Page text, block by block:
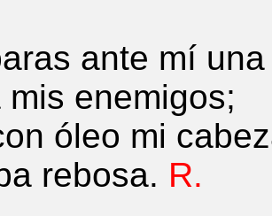
ante mí
enemigos;
óleo mi
rebosa. R.